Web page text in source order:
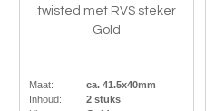
twisted met RVS steker
Gold
Maat:
ca. 41.5x40mm
Inhoud:
2 stuks